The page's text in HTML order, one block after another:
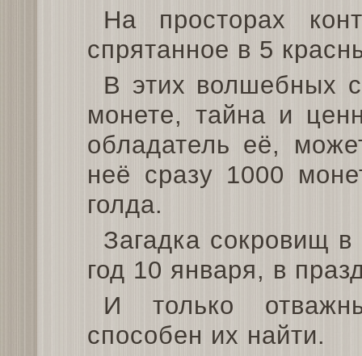
На просторах
спрятанное в 5
В этих волшебных
монете, тайна и
обладатель её,
неё сразу 1000
голда.
Загадка сокровищ
год 10 января, в
И только
способен их найти.